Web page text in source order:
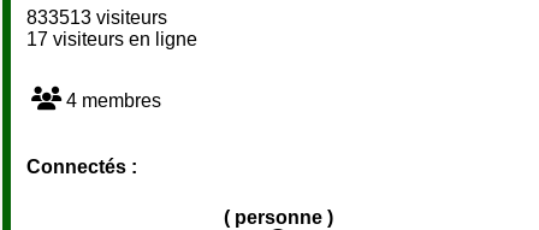
833513 visiteurs
17 visiteurs en ligne
4 membres
Connectés :
( personne )